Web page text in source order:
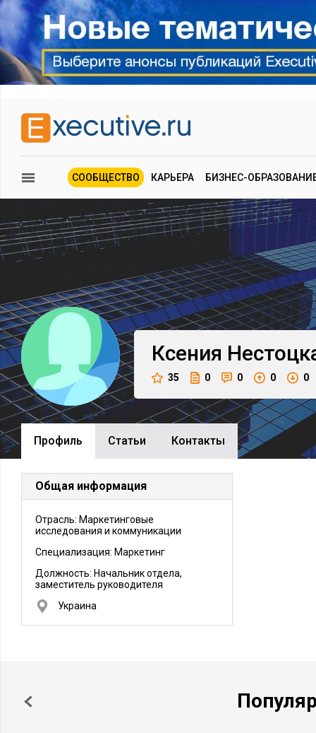
СООБЩЕСТВО КАРЬЕРА БИЗНЕС-
Ксения
35 0 0 0 0
Профиль Cтатьи Контакты
Общая информация
Отрасль: Маркетинговые
исследования и коммуникации
Специализация: Маркетинг
Должность: Начальник отдела,
заместитель руководителя
Украина